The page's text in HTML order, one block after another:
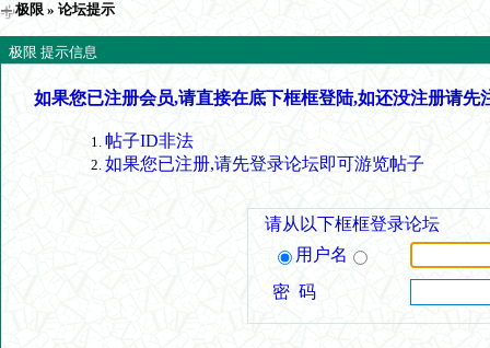
极限 » 论坛提示
极限 提示信息
如果您已注册会员,请直接在底下框框登陆,如还没注册请先
帖子ID非法
如果您已注册,请先登录论坛即可游览帖子
请从以下框框登录论坛
用户名
密 码